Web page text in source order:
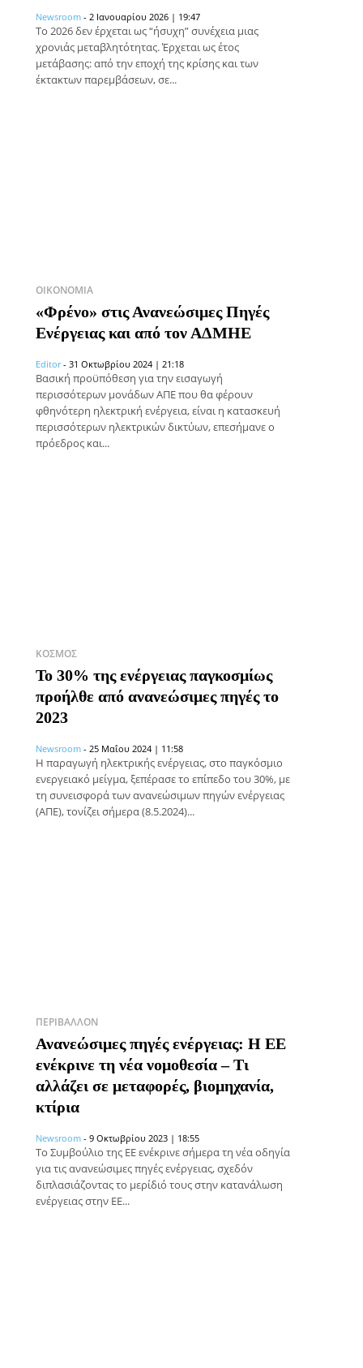
Newsroom - 2 Ιανουαρίου 2026 | 19:47
Το 2026 δεν έρχεται ως “ήσυχη” συνέχεια μιας
χρονιάς μεταβλητότητας. Έρχεται ως έτος
μετάβασης: από την εποχή της κρίσης και των
έκτακτων παρεμβάσεων, σε...
ΟΙΚΟΝΟΜΊΑ
«Φρένο» στις Ανανεώσιμες Πηγές
Ενέργειας και από τον ΑΔΜΗΕ
Editor - 31 Οκτωβρίου 2024 | 21:18
Βασική προϋπόθεση για την εισαγωγή
περισσότερων μονάδων ΑΠΕ που θα φέρουν
φθηνότερη ηλεκτρική ενέργεια, είναι η κατασκευή
περισσότερων ηλεκτρικών δικτύων, επεσήμανε ο
πρόεδρος και...
ΚΌΣΜΟΣ
Το 30% της ενέργειας παγκοσμίως
προήλθε από ανανεώσιμες πηγές το
2023
Newsroom - 25 Μαΐου 2024 | 11:58
Η παραγωγή ηλεκτρικής ενέργειας, στο παγκόσμιο
ενεργειακό μείγμα, ξεπέρασε το επίπεδο του 30%, με
τη συνεισφορά των ανανεώσιμων πηγών ενέργειας
(ΑΠΕ), τονίζει σήμερα (8.5.2024)...
ΠΕΡΙΒΆΛΛΟΝ
Ανανεώσιμες πηγές ενέργειας: H EE
ενέκρινε τη νέα νομοθεσία – Τι
αλλάζει σε μεταφορές, βιομηχανία,
κτίρια
Newsroom - 9 Οκτωβρίου 2023 | 18:55
Το Συμβούλιο της ΕΕ ενέκρινε σήμερα τη νέα οδηγία
για τις ανανεώσιμες πηγές ενέργειας, σχεδόν
διπλασιάζοντας το μερίδιό τους στην κατανάλωση
ενέργειας στην ΕΕ...